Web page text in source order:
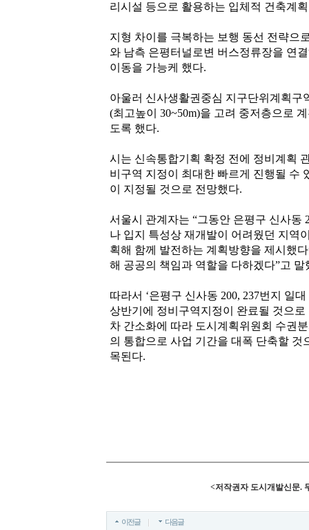
리시설 등으로 활용하는 입체적 건축계
지형 차이를 극복하는 보행 동선 전략으
와 남측 은평터널로변 버스정류장을 연
이동을 가능케 했다.
아울러 신사생활권중심 지구단위계획
(최고높이 30~50m)을 고려 중저층으로
도록 했다.
시는 신속통합기획 확정 전에 정비계획
비구역 지정이 최대한 빠르게 진행될 수
이 지정될 것으로 전망했다.
서울시 관계자는 “그동안 은평구 신사동
나 입지 특성상 재개발이 어려웠던 지역
획해 함께 발전하는 계획방향을 제시했
해 공공의 책임과 역할을 다하겠다”고 말
따라서 ‘은평구 신사동 200, 237번지 일
상반기에 정비구역지정이 완료될 것으
차 간소화에 따라 도시계획위원회 수권
의 통합으로 사업 기간을 대폭 단축할
목된다.
<저작권자 도시개발신문.
이전글 다음글